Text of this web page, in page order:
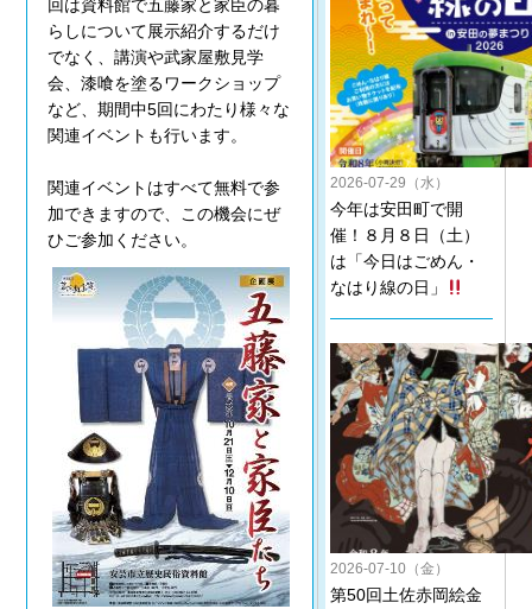
回は資料館で五藤家と家臣の暮
らしについて展示紹介するだけ
でなく、講演や武家屋敷見学
会、漆喰を塗るワークショップ
など、期間中5回にわたり様々な
関連イベントも行います。
関連イベントはすべて無料で参
加できますので、この機会にぜ
ひご参加ください。
2026-07-29（水）
今年は安田町で開
催！８月８日（土）
は「今日はごめん・
なはり線の日」
2026-07-10（金）
第50回土佐赤岡絵金